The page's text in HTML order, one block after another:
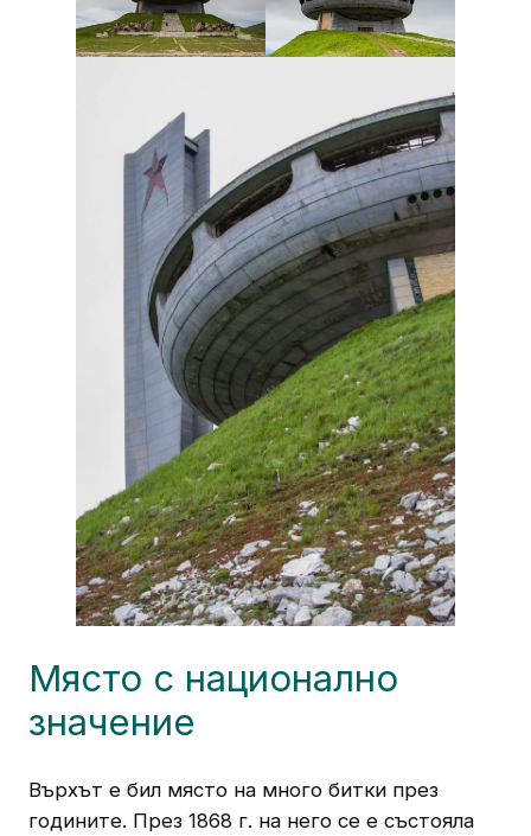
Място с национално
значение
Върхът е бил място на много битки през
годините. През 1868 г. на него се е състояла